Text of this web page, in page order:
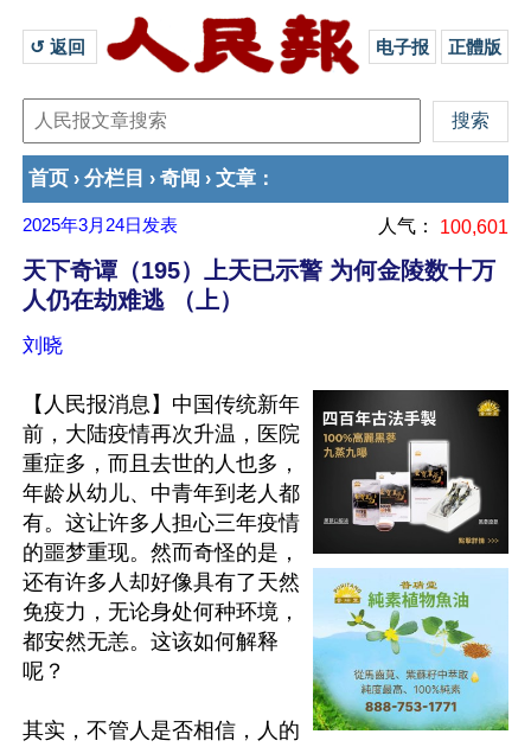
↺ 返回 电子报 正體版
首页 › 分栏目 › 奇闻 › 文章 ：
2025年3月24日 发表 人气： 100,601
天下奇谭（195）上天已示警 为何金陵数十万
人仍在劫难逃 （上）
刘晓
【人民报消息】中国传统新年
前，大陆疫情再次升温，医院
重症多，而且去世的人也多，
年龄从幼儿、中青年到老人都
有。这让许多人担心三年疫情
的噩梦重现。然而奇怪的是，
还有许多人却好像具有了天然
免疫力，无论身处何种环境，
都安然无恙。这该如何解释
呢？
其实，不管人是否相信，人的